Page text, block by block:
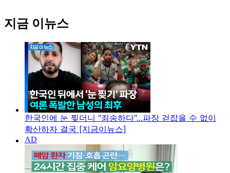
지금 이뉴스
한국인에 눈 찢더니 "죄송하다"...파장 걷잡을 수 없이
확산하자 결국 [지금이뉴스]